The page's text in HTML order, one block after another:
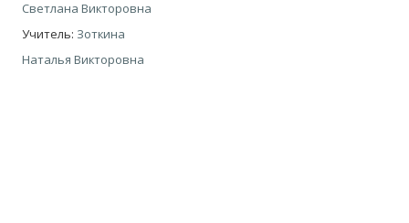
Светлана Викторовна
Учитель: Зоткина
Наталья Викторовна